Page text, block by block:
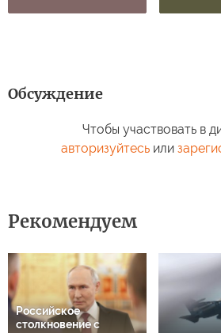
Обсуждение
Чтобы участвовать в
авторизуйтесьили
Рекомендуем
Российское
столкновение с